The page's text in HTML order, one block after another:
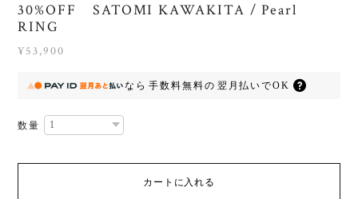
30%OFF SATOMI KAWAKITA / Pearl
RING
¥53,900
なら 手数料無料の 翌月払いでOK
数量
カートに入れる